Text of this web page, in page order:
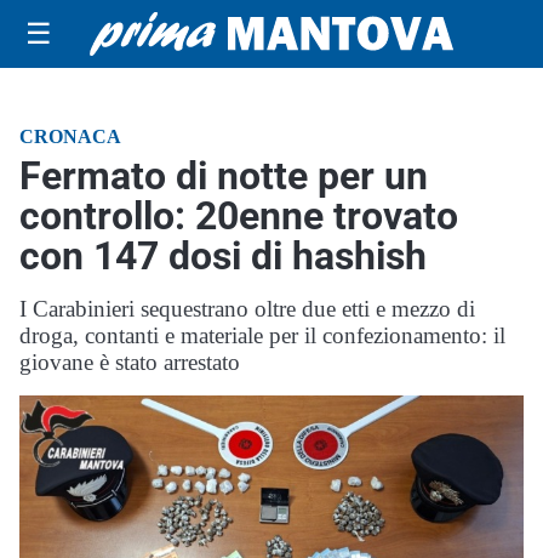
☰
CRONACA
Fermato di notte per un
controllo: 20enne trovato
con 147 dosi di hashish
I Carabinieri sequestrano oltre due etti e mezzo di
droga, contanti e materiale per il confezionamento: il
giovane è stato arrestato